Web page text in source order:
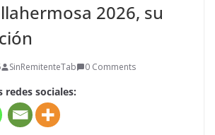
2026, su
SinRemitenteTab 0 Comments
sociales: